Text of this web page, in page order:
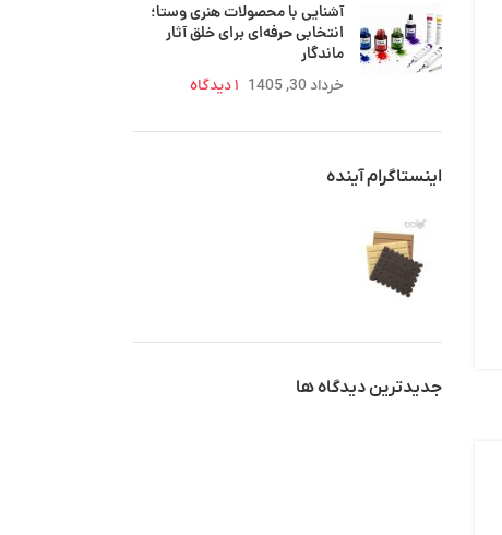
آشنایی با محصولات هنری وستا؛
انتخابی حرفه‌ای برای خلق آثار
ماندگار
خرداد 30, 1405 ۱ دیدگاه
اینستاگرام آینده
جدیدترین دیدگاه ها